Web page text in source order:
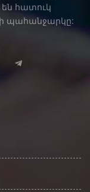
հատուկ
պահանջարկը: